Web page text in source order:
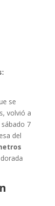
se
volvió a
7
del